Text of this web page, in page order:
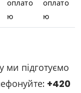
оплато
ю
оплато
ю
ми підготуємо
+420